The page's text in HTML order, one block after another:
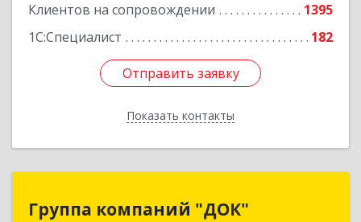
Клиентов на сопровождении
1395
1С:Специалист
182
Отправить заявку
Показать контакты
Отправить заявку
Назад
Группа компаний "ДОК"
Группа компаний "ДОК"